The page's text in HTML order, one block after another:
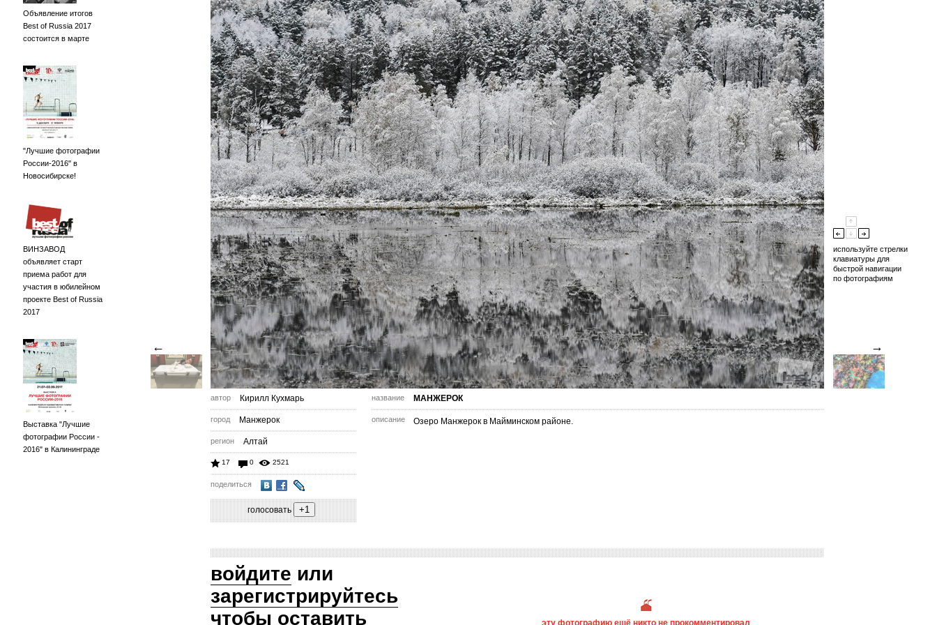
Объявление итогов
Best of Russia 2017
состоится в марте
"Лучшие фотографии
России-2016" в
Новосибирске!
ВИНЗАВОД
объявляет старт
приема работ для
участия в юбилейном
проекте Best of Russia
2017
Выставка "Лучшие
фотографии России -
2016" в Калининграде
← →
используйте стрелки
клавиатуры для
быстрой навигации
по фотографиям
автор Кирилл Кухмарь
город Манжерок
регион Алтай
17 0 2521
поделиться
голосовать
название МАНЖЕРОК
описание Озеро Манжерок в Майминском районе.
войдите или
зарегистрируйтесь
чтобы оставить
эту фотографию ещё никто не прокомментировал